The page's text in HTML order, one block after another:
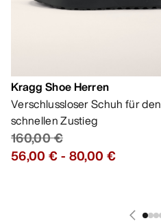
Kragg Shoe Herren
Verschlussloser Schuh für den
schnellen Zustieg
160,00 €
56,00 €- 80,00 €